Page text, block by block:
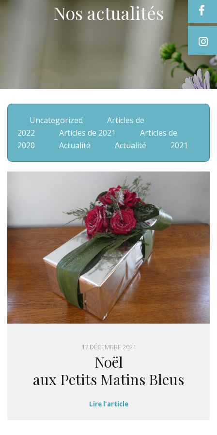
Nos actualités
Uncategorized
Articles de
2022
Articles de 2021
Articles de
2020
Actualité Actualité 2021
17 DÉCEMBRE 2021
Noël
aux Petits Matins Bleus
Lire l'article